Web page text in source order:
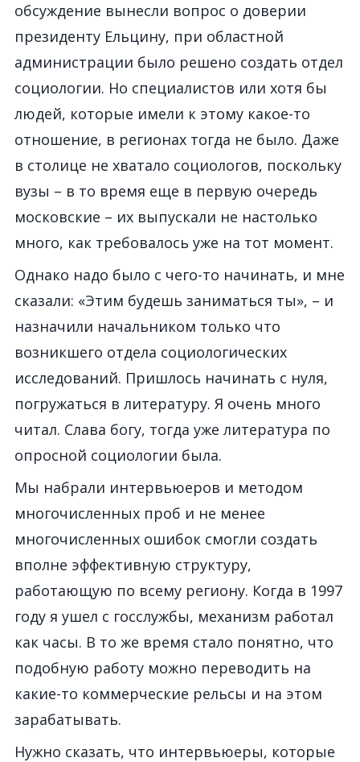
обсуждение вынесли вопрос о доверии
президенту Ельцину, при областной
администрации было решено создать отдел
социологии. Но специалистов или хотя бы
людей, которые имели к этому какое-то
отношение, в регионах тогда не было. Даже
в столице не хватало социологов, поскольку
вузы – в то время еще в первую очередь
московские – их выпускали не настолько
много, как требовалось уже на тот момент.
Однако надо было с чего-то начинать, и мне
сказали: «Этим будешь заниматься ты», – и
назначили начальником только что
возникшего отдела социологических
исследований. Пришлось начинать с нуля,
погружаться в литературу. Я очень много
читал. Слава богу, тогда уже литература по
опросной социологии была.
Мы набрали интервьюеров и методом
многочисленных проб и не менее
многочисленных ошибок смогли создать
вполне эффективную структуру,
работающую по всему региону. Когда в 1997
году я ушел с госслужбы, механизм работал
как часы. В то же время стало понятно, что
подобную работу можно переводить на
какие-то коммерческие рельсы и на этом
зарабатывать.
Нужно сказать, что интервьюеры, которые